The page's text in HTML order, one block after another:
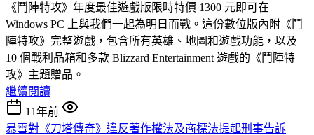
《鬥陣特攻》年度最佳遊戲版限時特價 1300 元即可在
Windows PC 上與我們一起為明日而戰。這份數位版內附《鬥
陣特攻》完整遊戲，包含所有英雄、地圖和遊戲功能，以及
10 個戰利品箱和多款 Blizzard Entertainment 遊戲的《鬥陣特
攻》主題贈品。
繼續閱讀
11年前
暴雪對《刀塔傳奇》違反著作權法及商標法提起刑事告訴